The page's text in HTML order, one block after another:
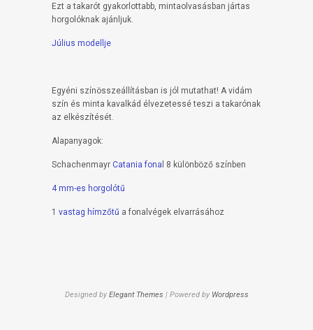
Ezt a takarót gyakorlottabb, mintaolvasásban jártas
horgolóknak ajánljuk.
Július modellje
Egyéni színösszeállításban is jól mutathat! A vidám
szín és minta kavalkád élvezetessé teszi a takarónak
az elkészítését.
Alapanyagok:
Schachenmayr Catania fona l 8 különböző színben
4 mm-es horgolótű
1 vastag hímzőtű a fonalvégek elvarrásához
Designed by Elegant Themes | Powered by Wordpress